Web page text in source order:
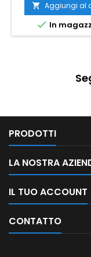
 Aggiungi al
 In
PRODOTTI
LA NOSTRA
IL TUO ACCOUNT
CONTATTO